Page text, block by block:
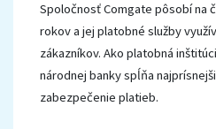
Spoločnosť Comgate pôsobí na
rokov a jej platobné služby
zákazníkov. Ako platobná
národnej banky spĺňa
zabezpečenie platieb.